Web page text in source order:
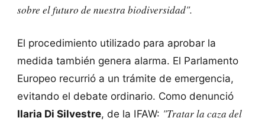
sobre el futuro de nuestra biodiversidad".
El procedimiento utilizado para aprobar la
medida también genera alarma. El Parlamento
Europeo recurrió a un trámite de emergencia,
evitando el debate ordinario. Como denunció
Ilaria Di Silvestre, de la IFAW: "Tratar la caza del